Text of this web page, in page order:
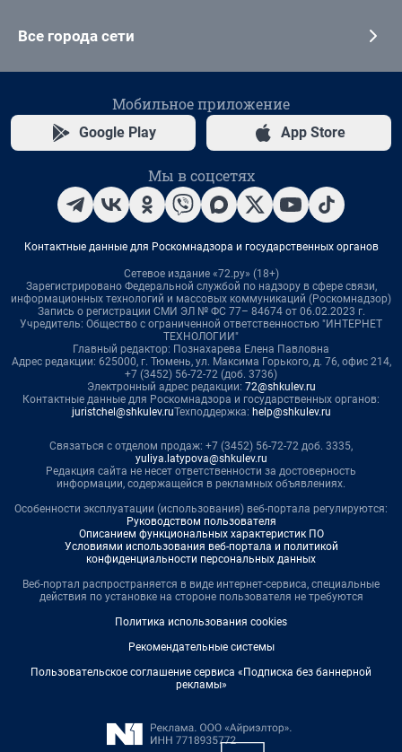
Все города сети
Мобильное приложение
Google Play App Store
Мы в соцсетях
Контактные данные для Роскомнадзора и государственных органов
Сетевое издание «72.ру» (18+)
Зарегистрировано Федеральной службой по надзору в сфере связи,
информационных технологий и массовых коммуникаций (Роскомнадзор)
Запись о регистрации СМИ ЭЛ № ФС 77– 84674 от 06.02.2023 г.
Учредитель: Общество с ограниченной ответственностью "ИНТЕРНЕТ
ТЕХНОЛОГИИ"
Главный редактор: Познахарева Елена Павловна
Адрес редакции: 625000, г. Тюмень, ул. Максима Горького, д. 76, офис 214,
+7 (3452) 56-72-72 (доб. 3736)
Электронный адрес редакции: 72@shkulev.ru
Контактные данные для Роскомнадзора и государственных органов:
juristchel@shkulev.ruТехподдержка: help@shkulev.ru
Связаться с отделом продаж: +7 (3452) 56-72-72 доб. 3335,
yuliya.latypova@shkulev.ru
Редакция сайта не несет ответственности за достоверность
информации, содержащейся в рекламных объявлениях.
Особенности эксплуатации (использования) веб-портала регулируются:
Руководством пользователя
Описанием функциональных характеристик ПО
Условиями использования веб-портала и политикой
конфиденциальности персональных данных
Веб-портал распространяется в виде интернет-сервиса, специальные
действия по установке на стороне пользователя не требуются
Политика использования cookies
Рекомендательные системы
Пользовательское соглашение сервиса «Подписка без баннерной
рекламы»